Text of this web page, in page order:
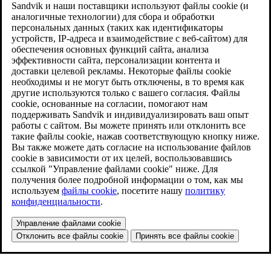
Sandvik и наши поставщики используют файлы cookie (и
аналогичные технологии) для сбора и обработки
персональных данных (таких как идентификаторы
устройств, IP-адреса и взаимодействие с веб-сайтом) для
обеспечения основных функций сайта, анализа
эффективности сайта, персонализации контента и
доставки целевой рекламы. Некоторые файлы cookie
необходимы и не могут быть отключены, в то время как
другие используются только с вашего согласия. Файлы
cookie, основанные на согласии, помогают нам
поддерживать Sandvik и индивидуализировать ваш опыт
работы с сайтом. Вы можете принять или отклонить все
такие файлы cookie, нажав соответствующую кнопку ниже.
Вы также можете дать согласие на использование файлов
cookie в зависимости от их целей, воспользовавшись
ссылкой "Управление файлами cookie" ниже. Для
получения более подробной информации о том, как мы
используем файлы cookie, посетите нашу политику
конфиденциальности.
Управление файлами cookie
Отклонить все файлы cookie
Принять все файлы cookie